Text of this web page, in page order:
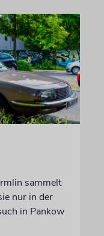
sammelt
nur in der
in Pankow